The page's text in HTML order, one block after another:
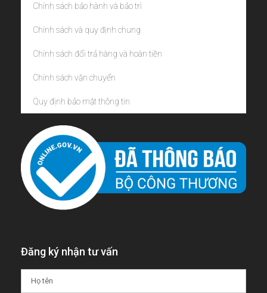
Chính sách bảo hành và bảo trì
Chính sách và quy định chung
Chính sách đổi trả hàng và hoàn tiền
Chính sách vận chuyển
Quy định bảo mật thông tin
Đăng ký nhận tư vấn